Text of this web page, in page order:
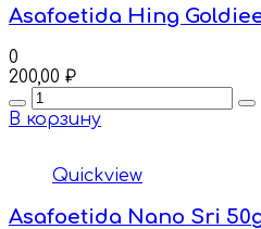
Asafoetida Hing
0
200,00 ₽
Quantity
В корзину
Quickview
Asafoetida Nano Sri